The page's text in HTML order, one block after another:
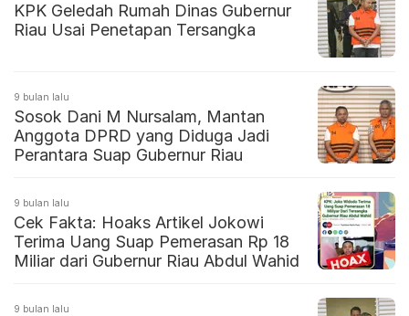
KPK Geledah Rumah Dinas Gubernur
Riau Usai Penetapan Tersangka
9 bulan lalu
Sosok Dani M Nursalam, Mantan
Anggota DPRD yang Diduga Jadi
Perantara Suap Gubernur Riau
9 bulan lalu
Cek Fakta: Hoaks Artikel Jokowi
Terima Uang Suap Pemerasan Rp 18
Miliar dari Gubernur Riau Abdul Wahid
9 bulan lalu